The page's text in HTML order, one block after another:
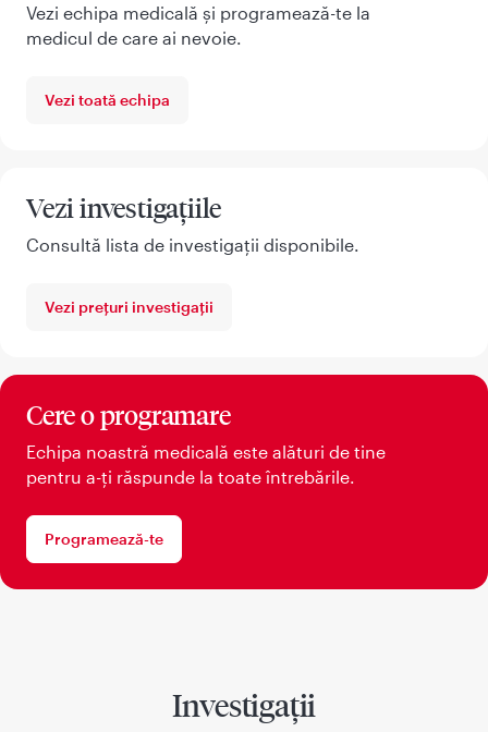
Vezi echipa medicală și programează-te la
medicul de care ai nevoie.
Vezi toată echipa
Vezi investigațiile
Consultă lista de investigații disponibile.
Vezi prețuri investigații
Cere o programare
Echipa noastră medicală este alături de tine
pentru a-ți răspunde la toate întrebările.
Programează-te
Investigații